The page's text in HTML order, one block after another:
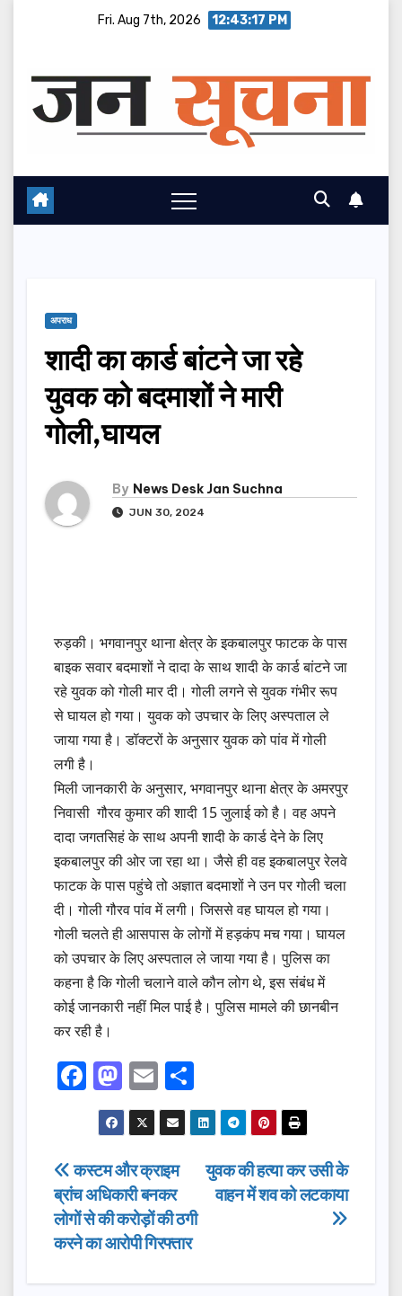
Fri. Aug 7th, 2026 12:43:17 PM
अपराध
शादी का कार्ड बांटने जा रहे
युवक को बदमाशों ने मारी
गोली,घायल
By News Desk Jan Suchna
JUN 30, 2024
रुड़की। भगवानपुर थाना क्षेत्र के इकबालपुर फाटक के पास
बाइक सवार बदमाशों ने दादा के साथ शादी के कार्ड बांटने जा
रहे युवक को गोली मार दी। गोली लगने से युवक गंभीर रूप
से घायल हो गया। युवक को उपचार के लिए अस्पताल ले
जाया गया है। डॉक्टरों के अनुसार युवक को पांव में गोली
लगी है।
मिली जानकारी के अनुसार, भगवानपुर थाना क्षेत्र के अमरपुर
निवासी गौरव कुमार की शादी 15 जुलाई को है। वह अपने
दादा जगतसिहं के साथ अपनी शादी के कार्ड देने के लिए
इकबालपुर की ओर जा रहा था। जैसे ही वह इकबालपुर रेलवे
फाटक के पास पहुंचे तो अज्ञात बदमाशों ने उन पर गोली चला
दी। गोली गौरव पांव में लगी। जिससे वह घायल हो गया।
गोली चलते ही आसपास के लोगों में हड़कंप मच गया। घायल
को उपचार के लिए अस्पताल ले जाया गया है। पुलिस का
कहना है कि गोली चलाने वाले कौन लोग थे, इस संबंध में
कोई जानकारी नहीं मिल पाई है। पुलिस मामले की छानबीन
कर रही है।
F
a
c
e
b
o
o
k
M
a
st
o
d
o
n
E
m
ail
h
ar
e
Post
navigation
युवक की हत्या कर उसी के
वाहन में शव को लटकाया
कस्टम और क्राइम
ब्रांच अधिकारी बनकर
लोगों से की करोड़ों की ठगी
करने का आरोपी गिरफ्तार